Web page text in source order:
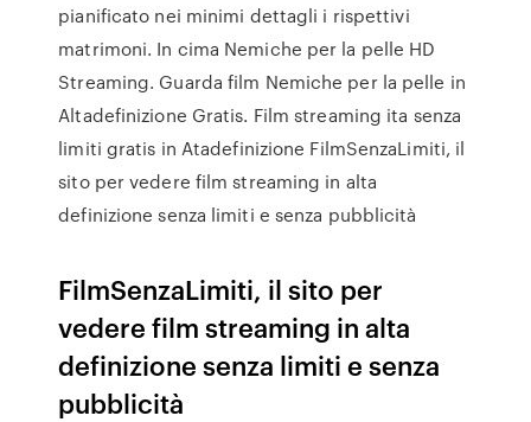
pianificato nei minimi dettagli i rispettivi
matrimoni. In cima Nemiche per la pelle HD
Streaming. Guarda film Nemiche per la pelle in
Altadefinizione Gratis. Film streaming ita senza
limiti gratis in Atadefinizione FilmSenzaLimiti, il
sito per vedere film streaming in alta
definizione senza limiti e senza pubblicità
FilmSenzaLimiti, il sito per
vedere film streaming in alta
definizione senza limiti e senza
pubblicità